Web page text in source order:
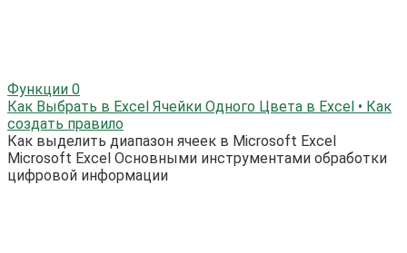
Функции 0
Как Выбрать в Excel Ячейки Одного Цвета в Excel • Как
создать правило
Как выделить диапазон ячеек в Microsoft Excel
Microsoft Excel Основными инструментами обработки
цифровой информации